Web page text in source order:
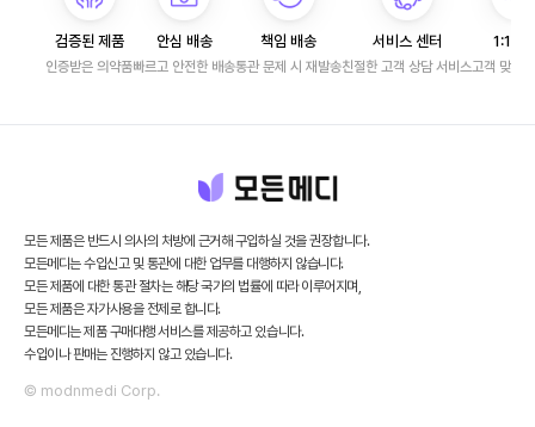
검증된 제품
인증받은 의약품
안심 배송
빠르고 안전한 배송
책임 배송
통관 문제 시 재발송
서비스 센터
친절한 고객 상담 서비스
1:1 문
고객 맞춤
모든 제품은 반드시 의사의 처방에 근거해 구입하실 것을 권장합니다.
모든메디는 수입신고 및 통관에 대한 업무를 대행하지 않습니다.
모든 제품에 대한 통관 절차는 해당 국가의 법률에 따라 이루어지며,
모든 제품은 자가사용을 전제로 합니다.
모든메디는 제품 구매대행 서비스를 제공하고 있습니다.
수입이나 판매는 진행하지 않고 있습니다.
© modnmedi Corp.